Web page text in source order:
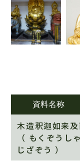
資料名称
木造釈迦如来
（ もくぞうし
じざぞう ）